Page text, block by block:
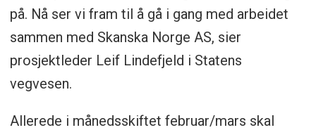
på. Nå ser vi fram til å gå i gang med arbeidet
sammen med Skanska Norge AS, sier
prosjektleder Leif Lindefjeld i Statens
vegvesen.
Allerede i månedsskiftet februar/mars skal